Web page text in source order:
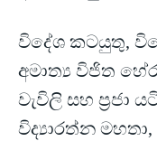
විදේශ කටයුතු,
අමාත්‍ය විජිත
වැවිලි සහ ප්‍රජා
විද්‍යාරත්න මහතා,